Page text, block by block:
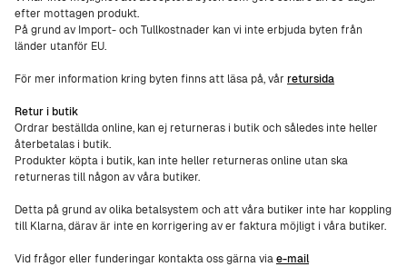
efter mottagen produkt.
På grund av Import- och Tullkostnader kan vi inte erbjuda byten från
länder utanför EU.
För mer information kring byten finns att läsa på, vår retursida
Retur i butik
Ordrar beställda online, kan ej returneras i butik och således inte heller
återbetalas i butik.
Produkter köpta i butik, kan inte heller returneras online utan ska
returneras till någon av våra butiker.
Detta på grund av olika betalsystem och att våra butiker inte har koppling
till Klarna, därav är inte en korrigering av er faktura möjligt i våra butiker.
Vid frågor eller funderingar kontakta oss gärna viae-mail